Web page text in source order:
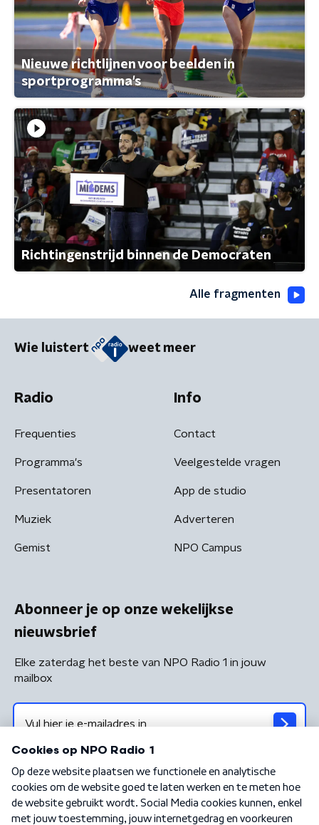
Nieuwe richtlijnen voor beelden in
sportprogramma's
Richtingenstrijd binnen de Democraten
Alle fragmenten
Wie luistert weet meer
Radio
Frequenties
Programma's
Presentatoren
Muziek
Gemist
Info
Contact
Veelgestelde vragen
App de studio
Adverteren
NPO Campus
Abonneer je op onze wekelijkse
nieuwsbrief
Elke zaterdag het beste van NPO Radio 1 in jouw
mailbox
Algemene voorwaarden